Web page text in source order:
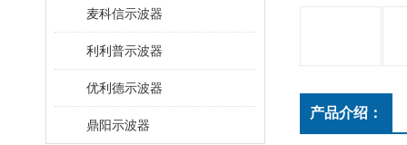
麦科信示波器
利利普示波器
优利德示波器
鼎阳示波器
产品介绍：